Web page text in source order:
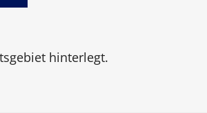
hinterlegt.